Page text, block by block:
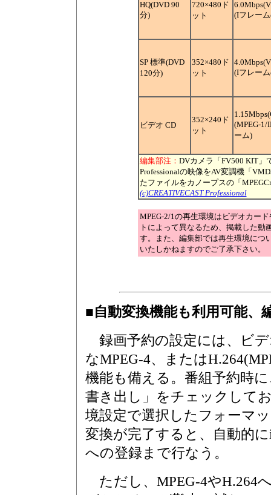
HQ(DVD 90
分)
720×480ド
ット
(Iフレー
SP 標準(DVD
120分)
352×480ド
ット
(Iフレー
ビデオ CD
352×240ド
ット
(MPEG-1/
ーム)
編集部注： DVカメラ「FV500 KIT」
Professionalの映像をAV変調機「
たファイルをカノープスの「
(c)CREATIVECAST Professional
MPEG-2/1の再生環境はビデオカー
トによって異なるため、掲載した動
す。また、編集部では再生環境につ
いたしかねますのでご了承下さい。
■自動変換機能も利用可能、
録画予約の設定には、ビデ
なMPEG-4、または
機能も備える。番組予約時
書き出し」をチェックして
境設定で選択したフォーマ
変換が完了すると、自動的に
への登録まで行なう。
ただし、MPEG-4やH.264